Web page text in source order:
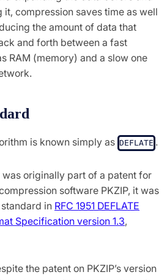
compression saves time as well
the amount of data that
and forth between a fast
RAM (memory) and a slow one
is known simply as DEFLATE .
originally part of a patent for
software PKZIP, it was
in RFC 1951 DEFLATE
Specification version 1.3,
the patent on PKZIP’s version